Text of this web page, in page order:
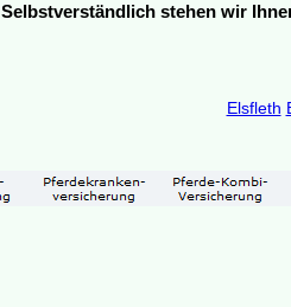
Selbstverständlich stehen wir
Elsfleth